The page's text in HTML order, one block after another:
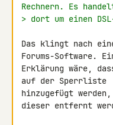
Rechnern. Es
> dort um einen
Das klingt nach
Forums-Software.
Erklärung wäre,
auf der Sperrliste
hinzugefügt
dieser entfernt